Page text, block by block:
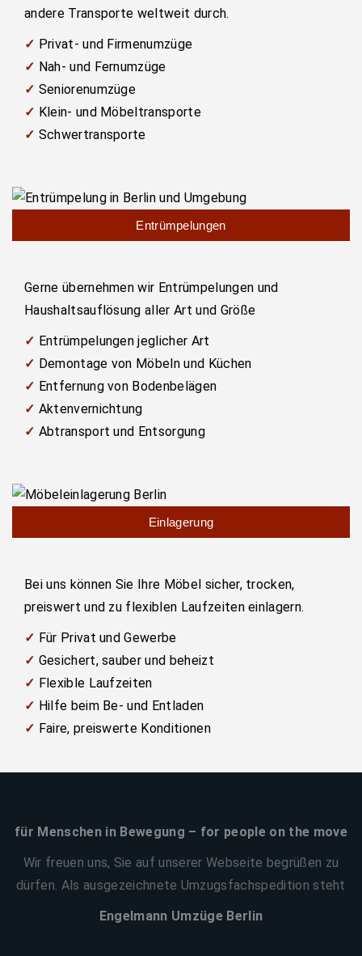
andere Transporte weltweit durch.
✓ Privat- und Firmenumzüge
✓ Nah- und Fernumzüge
✓ Seniorenumzüge
✓ Klein- und Möbeltransporte
✓ Schwertransporte
Entrümpelungen
Gerne übernehmen wir Entrümpelungen und
Haushaltsauflösung aller Art und Größe
✓ Entrümpelungen jeglicher Art
✓ Demontage von Möbeln und Küchen
✓ Entfernung von Bodenbelägen
✓ Aktenvernichtung
✓ Abtransport und Entsorgung
Einlagerung
Bei uns können Sie Ihre Möbel sicher, trocken,
preiswert und zu flexiblen Laufzeiten einlagern.
✓ Für Privat und Gewerbe
✓ Gesichert, sauber und beheizt
✓ Flexible Laufzeiten
✓ Hilfe beim Be- und Entladen
✓ Faire, preiswerte Konditionen
für Menschen in Bewegung – for people on the move
Wir freuen uns, Sie auf unserer Webseite begrüßen zu
dürfen. Als ausgezeichnete Umzugsfachspedition steht
Engelmann Umzüge Berlin